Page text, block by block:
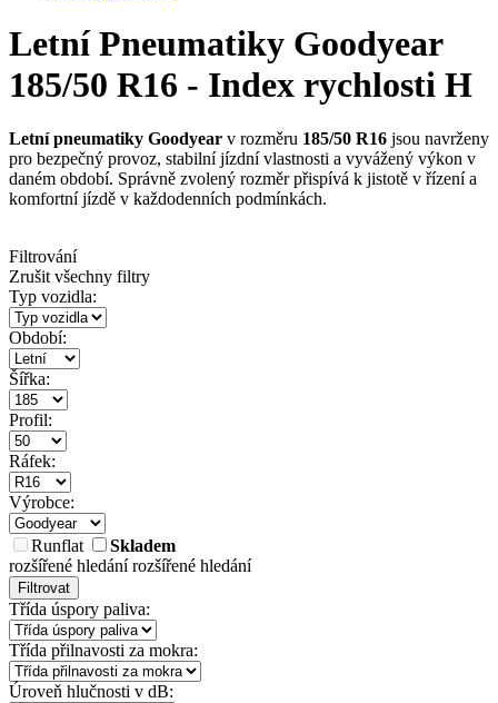
Letní Pneumatiky Goodyear
185/50 R16 - Index rychlosti H
Letní pneumatiky Goodyear v rozměru 185/50 R16 jsou navrženy
pro bezpečný provoz, stabilní jízdní vlastnosti a vyvážený výkon v
daném období. Správně zvolený rozměr přispívá k jistotě v řízení a
komfortní jízdě v každodenních podmínkách.
Filtrování
Zrušit všechny filtry
Typ vozidla:
Období:
Šířka:
Profil:
Ráfek:
Výrobce:
Runflat
Skladem
rozšířené hledánírozšířené hledání
Filtrovat
Třída úspory paliva:
Třída přilnavosti za mokra:
Úroveň hlučnosti v dB: